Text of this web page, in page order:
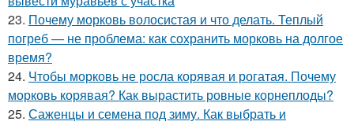
23. Почему морковь волосистая и что делать. Теплый
погреб — не проблема: как сохранить морковь на долгое
время?
24. Чтобы морковь не росла корявая и рогатая. Почему
морковь корявая? Как вырастить ровные корнеплоды?
25. Саженцы и семена под зиму. Как выбрать и